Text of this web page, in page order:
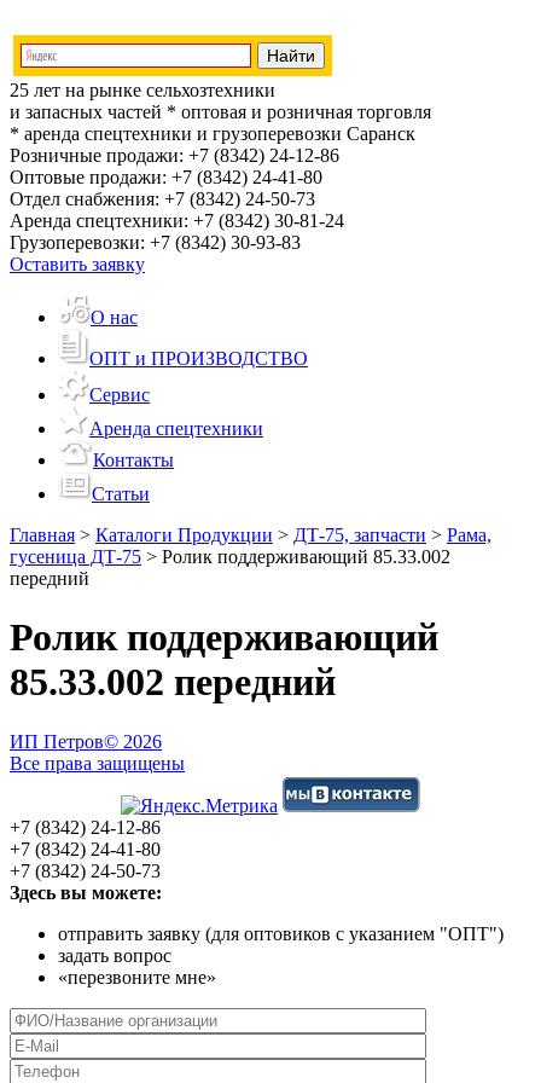
25 лет на рынке сельхозтехники
и запасных частей * оптовая и розничная торговля
* аренда спецтехники и грузоперевозки Саранск
Розничные продажи: +7 (8342) 24-12-86
Оптовые продажи: +7 (8342) 24-41-80
Отдел снабжения: +7 (8342) 24-50-73
Аренда спецтехники: +7 (8342) 30-81-24
Грузоперевозки: +7 (8342) 30-93-83
Оставить заявку
О нас
ОПТ и ПРОИЗВОДСТВО
Сервис
Аренда спецтехники
Контакты
Статьи
Главная > Каталоги Продукции > ДТ-75, запчасти > Рама,
гусеница ДТ-75 > Ролик поддерживающий 85.33.002
передний
Ролик поддерживающий
85.33.002 передний
ИП Петров© 2026
Все права защищены
+7 (8342) 24-12-86
+7 (8342) 24-41-80
+7 (8342) 24-50-73
Здесь вы можете:
отправить заявку (для оптовиков с указанием "ОПТ")
задать вопрос
«перезвоните мне»